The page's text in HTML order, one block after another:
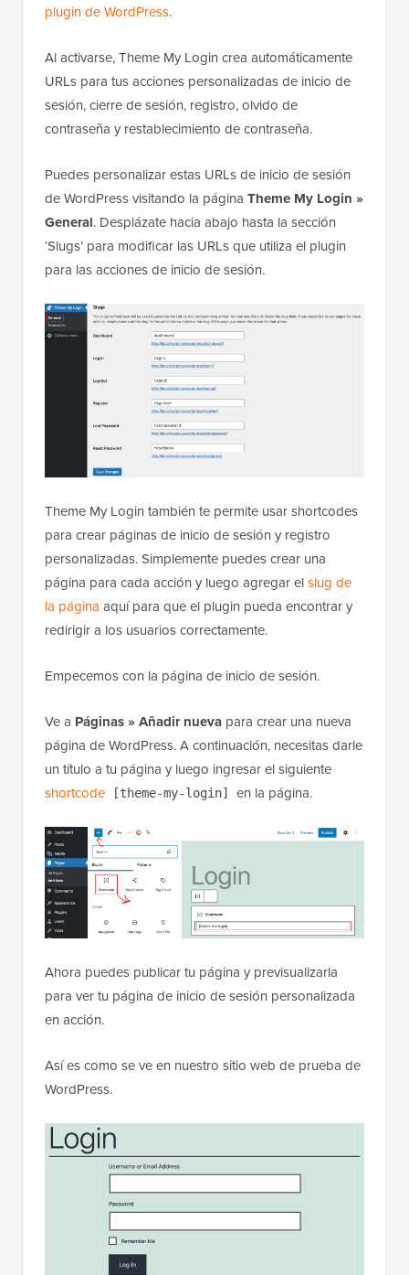
plugin de WordPress.
Al activarse, Theme My Login crea automáticamente
URLs para tus acciones personalizadas de inicio de
sesión, cierre de sesión, registro, olvido de
contraseña y restablecimiento de contraseña.
Puedes personalizar estas URLs de inicio de sesión
de WordPress visitando la página Theme My Login »
General. Desplázate hacia abajo hasta la sección
‘Slugs’ para modificar las URLs que utiliza el plugin
para las acciones de inicio de sesión.
Theme My Login también te permite usar shortcodes
para crear páginas de inicio de sesión y registro
personalizadas. Simplemente puedes crear una
página para cada acción y luego agregar elslug de
la página aquí para que el plugin pueda encontrar y
redirigir a los usuarios correctamente.
Empecemos con la página de inicio de sesión.
Ve a Páginas » Añadir nueva para crear una nueva
página de WordPress. A continuación, necesitas darle
un título a tu página y luego ingresar el siguiente
shortcode
[theme-my-login] en la página.
Ahora puedes publicar tu página y previsualizarla
para ver tu página de inicio de sesión personalizada
en acción.
Así es como se ve en nuestro sitio web de prueba de
WordPress.